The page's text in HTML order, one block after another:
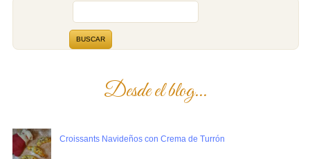
Desde el blog...
Croissants Navideños con Crema de Turrón